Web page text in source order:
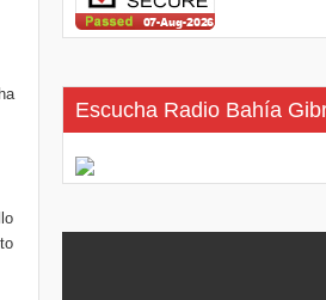
Escucha Radio Bahía